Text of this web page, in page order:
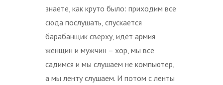
знаете, как круто было: приходим все
сюда послушать, спускается
барабанщик сверху, идёт армия
женщин и мужчин – хор, мы все
садимся и мы слушаем не компьютер,
а мы ленту слушаем. И потом с ленты